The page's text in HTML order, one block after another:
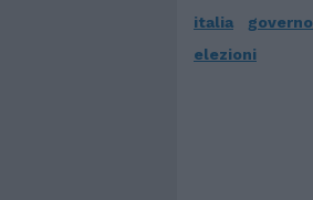
italia
governo
elezioni